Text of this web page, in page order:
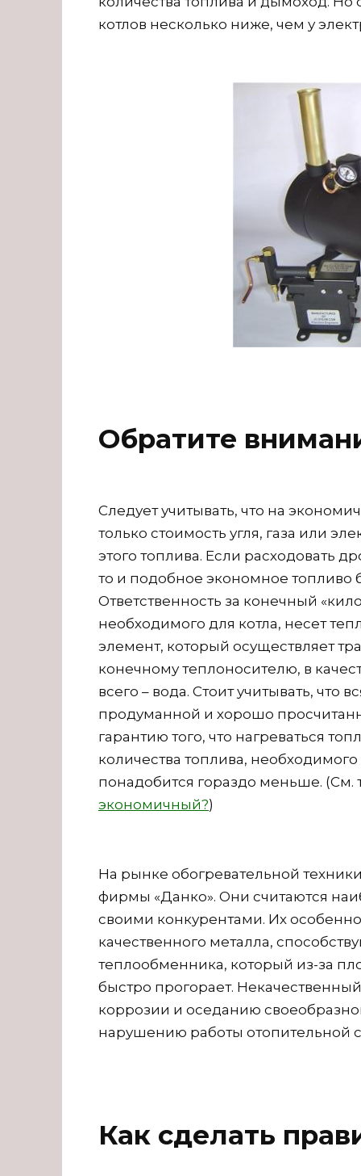
котлов несколько ниже, чем у
Обратите
Следует учитывать, что на
только стоимость угля, газа или
этого топлива. Если расходовать
то и подобное экономное топливо
Ответственность за конечный
необходимого для котла, несет
элемент, который осуществляет
конечному теплоносителю, в
всего – вода. Стоит учитывать, что
продуманной и хорошо
гарантию того, что нагреваться
количества топлива,
понадобится гораздо меньше. (См.
экономичный?)
На рынке обогревательной
фирмы «Данко». Они считаются
своими конкурентами. Их
качественного металла,
теплообменника, который из-за
быстро прогорает.
коррозии и оседанию
нарушению работы отопительной
Как сделать